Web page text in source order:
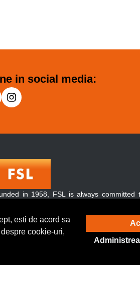
in social media:
in 1958, FSL is always committed
our products are exported to over
the world.
esti de acord sa
cookie-uri,